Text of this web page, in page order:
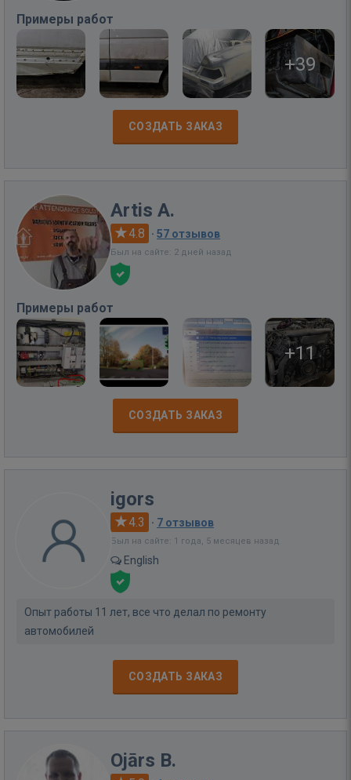
Примеры работ
+39
СОЗДАТЬ ЗАКАЗ
Artis A.
4.8 · 57 отзывов
Был на сайте: 2 дней назад
Примеры работ
+11
СОЗДАТЬ ЗАКАЗ
igors
4.3 · 7 отзывов
Был на сайте: 1 года, 5 месяцев назад
English
Опыт работы 11 лет, все что делал по ремонту
автомобилей
СОЗДАТЬ ЗАКАЗ
Ojārs B.